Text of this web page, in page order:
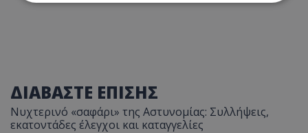
ΔΙΑΒΑΣΤΕ ΕΠΙΣΗΣ
Νυχτερινό «σαφάρι» της Αστυνομίας: Συλλήψεις,
εκατοντάδες έλεγχοι και καταγγελίες
Τα απολύτως απαραίτητα cookies επιτρέπουν
βασικές λειτουργίες του ιστότοπου, όπως τη
σύνδεση χρήστη και τη διαχείριση λογαριασμού.
Ο ιστότοπος δεν μπορεί να χρησιμοποιηθεί σωστά